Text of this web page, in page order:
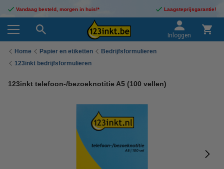
Vandaag besteld, morgen in huis!* Laagsteprijsgarantie!
Inloggen
Home Papier en etiketten
Bedrijfsformulieren
123inkt bedrijfsformulieren
123inkt telefoon-/bezoeknotitie A5 (100 vellen)